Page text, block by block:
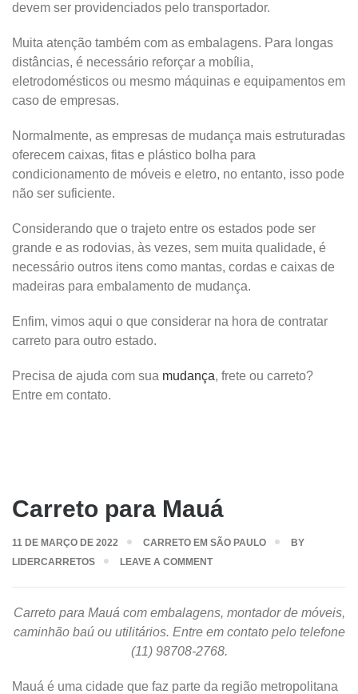
devem ser providenciados pelo transportador.
Muita atenção também com as embalagens. Para longas
distâncias, é necessário reforçar a mobília,
eletrodomésticos ou mesmo máquinas e equipamentos em
caso de empresas.
Normalmente, as empresas de mudança mais estruturadas
oferecem caixas, fitas e plástico bolha para
condicionamento de móveis e eletro, no entanto, isso pode
não ser suficiente.
Considerando que o trajeto entre os estados pode ser
grande e as rodovias, às vezes, sem muita qualidade, é
necessário outros itens como mantas, cordas e caixas de
madeiras para embalamento de mudança.
Enfim, vimos aqui o que considerar na hora de contratar
carreto para outro estado.
Precisa de ajuda com sua mudança, frete ou carreto?
Entre em contato.
Carreto para Mauá
11 DE MARÇO DE 2022 CARRETO EM SÃO PAULO
BY
LIDERCARRETOS
LEAVE A COMMENT
Carreto para Mauá com embalagens, montador de móveis,
caminhão baú ou utilitários. Entre em contato pelo telefone
(11) 98708-2768.
Mauá é uma cidade que faz parte da região metropolitana